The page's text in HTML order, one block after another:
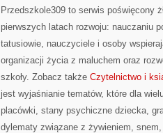
Przedszkole309 to serwis poświęcony
pierwszych latach rozwoju: nauczaniu
tatusiowie, nauczyciele i osoby
organizacji życia z maluchem oraz
szkoły. Zobacz także Czytelnictwo i
jest wyjaśnianie tematów, które dla
placówki, stany psychiczne dziecka,
dylematy związane z żywieniem,